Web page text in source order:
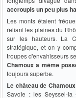
accroupis un peu plus
Les monts étaient
reliant les plaines du
sur les hauteurs. La
stratégique, et on y
troupes d'envahisseurs
Chamoux a même
toujours superbe.
Le château de Chamoux
Savoie : les Seyssel-la